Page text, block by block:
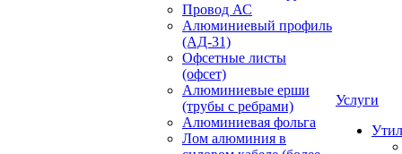
Провод АС
Алюминиевый профиль
(АД-31)
Офсетные листы
(офсет)
Алюминиевые ерши
(трубы с ребрами)
Алюминиевая фольга
Лом алюминия в
Услуги